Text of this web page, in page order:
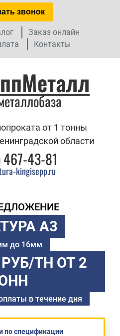
звонок
Заказ онлайн
Контакты
от 1 тонны
области
467-43-81
kingisepp.ru
А3
до 16мм
РУБ/ТН ОТ 2
в течение дня
по спецификации